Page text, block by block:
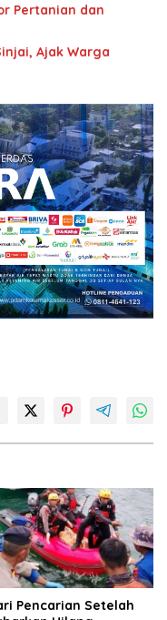
Pertanian dan
Ajak Warga
Pencarian Setelah